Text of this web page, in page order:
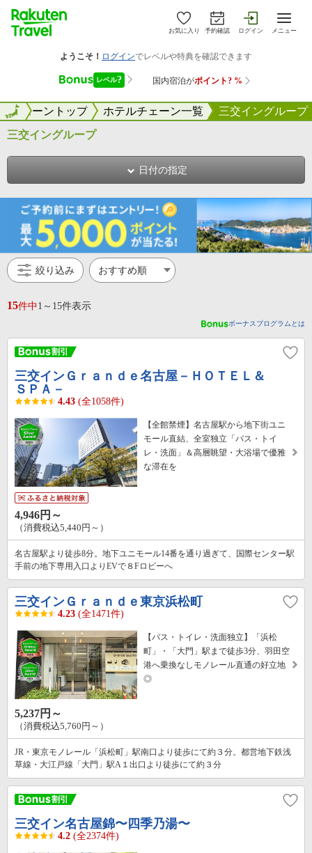
お気に入り 予約確認 ログイン メニュー
チェーントップ ホテルチェーン一覧 三交イングループ
全国
三交イングループ
日付の指定
絞り込み
15件中1～15件表示
ボーナスプログラムとは
三交インＧｒａｎｄｅ名古屋－ＨＯＴＥＬ＆
ＳＰＡ－
4.43 (全1058件)
【全館禁煙】名古屋駅から地下街ユニ
モール直結、全室独立「バス・トイ
レ・洗面」＆高層眺望・大浴場で優雅
な滞在を
4,946円～
（消費税込5,440円～）
名古屋駅より徒歩8分。地下ユニモール14番を通り過ぎて、国際センター駅
手前の地下専用入口よりEVで８Fロビーへ
三交インＧｒａｎｄｅ東京浜松町
4.23 (全1471件)
【バス・トイレ・洗面独立】「浜松
町」・「大門」駅まで徒歩3分、羽田空
港へ乗換なしモノレール直通の好立地
◎
5,237円～
（消費税込5,760円～）
JR・東京モノレール「浜松町」駅南口より徒歩にて約３分。都営地下鉄浅
草線・大江戸線「大門」駅A１出口より徒歩にて約３分
三交イン名古屋錦〜四季乃湯〜
4.2 (全2374件)